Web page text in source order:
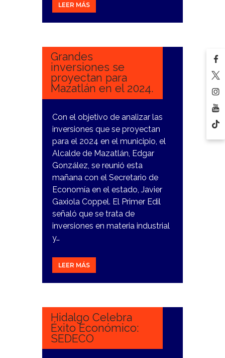
LEER MÁS
10
Grandes
inversiones se
proyectan para
Mazatlán en el 2024.
Con el objetivo de analizar las
inversiones que se proyectan
para el 2024 en el municipio, el
Alcalde de Mazatlán, Edgar
González, se reunió esta
mañana con el Secretario de
Economía en el estado, Javier
Gaxiola Coppel. El Primer Edil
señaló que se trata de
inversiones en materia industrial
y…
LEER MÁS
28
Hidalgo Celebra
Éxito Económico:
SEDECO